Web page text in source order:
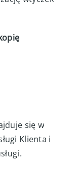
się w
Klienta i